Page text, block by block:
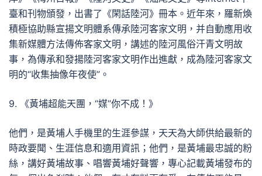
臺和刊物頒發，出書了《閑話陸河》冊本。近年來，羅新煥
積極協助縣宣揚文明體系傳承陸河客家文明，并自動應用收
集新媒體方法傳佈客家文明，講述的陸河風俗汗青文明故
事，為傳承和發揚陸河客家文明作出進獻，成為陸河客家文
明的“收集抽像年夜使”。
9. 《黃埔超能天團，“媒”你不成！》
他們，是黃埔人手機里的生涯參謀，天天為大師供給最新的
時政要聞、生涯信息和適用資訊；他們，是黃埔最忠誠的粉
絲，講好黃埔故事、唱響黃埔好聲響，專心記載黃埔發布的